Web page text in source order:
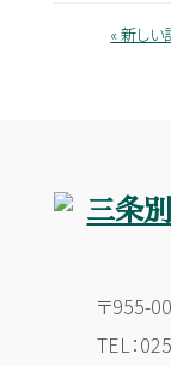
« 新し
〒955-
TEL：